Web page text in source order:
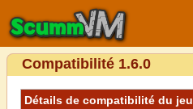
Compatibilité 1.6.0
Détails de compatibilité du jeu